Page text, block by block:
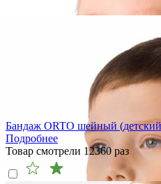
Бандаж ORTO шейный
Подробнее
Товар смотрели 12360 раз